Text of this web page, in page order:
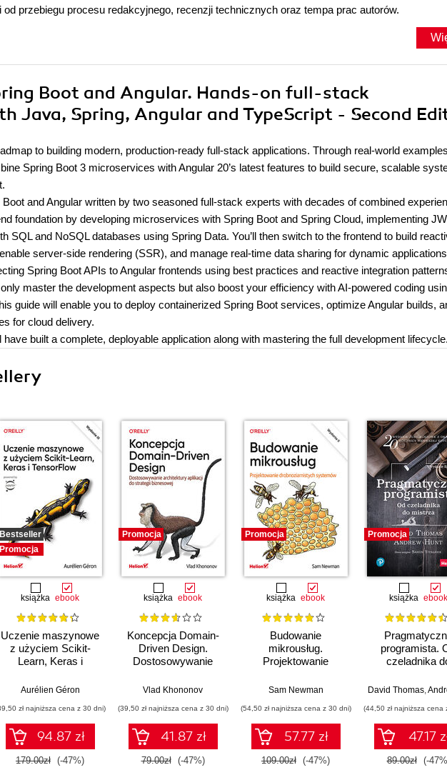
od przebiegu procesu redakcyjnego, recenzji technicznych oraz tempa prac autorów.
Boot and Angular. Hands-on full-stack
Java, Spring, Angular and TypeScript - Second
to building modern, production-ready full-stack applications. Through real-world
Spring Boot 3 microservices with Angular 20’s latest features to build secure, scalable
and Angular written by two seasoned full-stack experts with decades of combined
foundation by developing microservices with Spring Boot and Spring Cloud, implementing
SQL and NoSQL databases using Spring Data. You’ll then switch to the frontend to build
server-side rendering (SSR), and manage real-time data sharing for dynamic
Spring Boot APIs to Angular frontends using best practices and reactive integration
master the development aspects but also boost your efficiency with AI-powered coding
guide will enable you to deploy containerized Spring Boot services, optimize Angular builds,
for cloud delivery.
have built a complete, deployable application along with mastering the full development lifecycle.
Bestseller
Promocja
książka ebook
Uczenie maszynowe
z użyciem Scikit-
Learn, Keras i
III
Aurélien Géron
zł najniższa cena z 30 dni)
94.87 zł
179.00zł (-47%)
Promocja
książka ebook
Koncepcja Domain-
Driven Design.
Dostosowywanie
do strategii
Vlad Khononov
(39,50 zł najniższa cena z 30 dni)
41.87 zł
79.00zł (-47%)
Promocja
książka ebook
Budowanie
mikrousług.
Projektowanie
systemów. Wydanie
Sam Newman
(54,50 zł najniższa cena z 30 dni)
57.77 zł
109.00zł (-47%)
Promocja
książka ebook
programista.
czeladnika
David Thomas,Andrew
(44,50 zł najniższa cena
47.17
89.00zł (-